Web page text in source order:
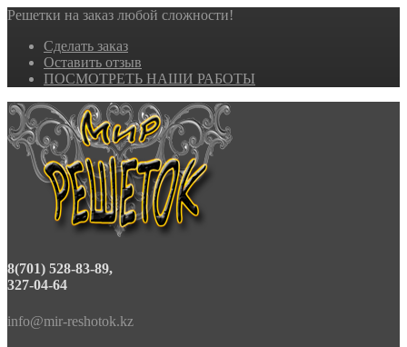
Решетки на заказ любой сложности!
Сделать заказ
Оставить отзыв
ПОСМОТРЕТЬ НАШИ РАБОТЫ
8(701) 528-83-89,
327-04-64
info@mir-reshotok.kz